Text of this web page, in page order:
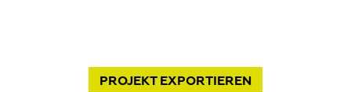
PROJEKTEXPORTIEREN